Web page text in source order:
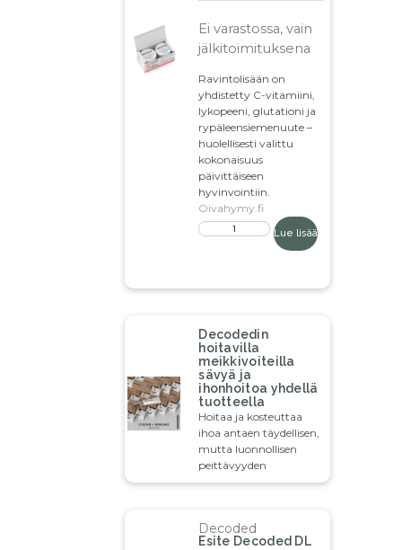
Ei varastossa, vain
jälkitoimituksena
Ravintolisään on
yhdistetty C-vitamiini,
lykopeeni, glutationi ja
rypäleensiemenuute –
huolellisesti valittu
kokonaisuus
päivittäiseen
hyvinvointiin.
Oivahymy.fi
Lue lisää
Decodedin
hoitavilla
meikkivoiteilla
sävyä ja
ihonhoitoa yhdellä
tuotteella
Hoitaa ja kosteuttaa
ihoa antaen täydellisen,
mutta luonnollisen
peittävyyden
Decoded
Esite Decoded DL